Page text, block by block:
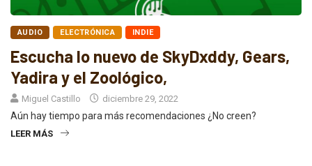
AUDIO ELECTRÓNICA INDIE
Escucha lo nuevo de SkyDxddy, Gears,
Yadira y el Zoológico,
Miguel Castillo diciembre 29, 2022
Aún hay tiempo para más recomendaciones ¿No creen?
LEER MÁS